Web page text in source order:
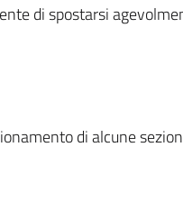
di spostarsi
di alcune